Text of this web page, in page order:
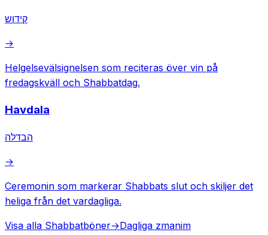
קידוש
→
Helgelsevälsignelsen som reciteras över vin på
fredagskväll och Shabbatdag.
Havdala
הבדלה
→
Ceremonin som markerar Shabbats slut och skiljer det
heliga från det vardagliga.
Visa alla Shabbatböner→Dagliga zmanim